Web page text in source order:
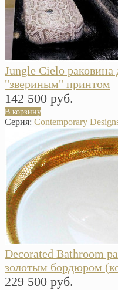
Jungle Cielo раковина
"звериным" принтом
142 500 руб.
В корзину
Серия: Contemporary
Decorated Bathroom
золотым бордюром
229 500 руб.